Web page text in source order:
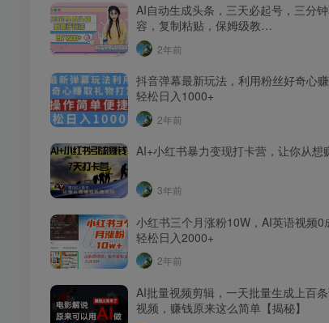
AI自动生成头条，三天必起号，三分
容，复制粘贴，保姆级教…
2年前
抖音弹幕最新玩法，利用粉丝好奇心
轻松日入1000+
2年前
AI+小红书暴力变现打卡营，让你从想
3年前
小红书三个月涨粉10W，AI英语视频0
轻松日入2000+
2年前
AI批量视频剪辑，一天批量生成上百
视频，赚钱原来这么简单【揭秘】